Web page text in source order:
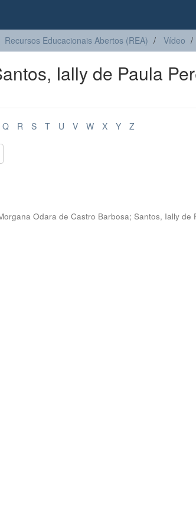
Recursos Educacionais Abertos (REA) Vídeo
Ially de Paula
Q R S T U V W X Y Z
Odara de Castro Barbosa; Santos, Ially de